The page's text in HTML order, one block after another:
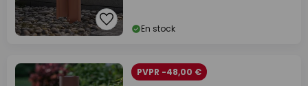
En stock
PVPR -48,00 €